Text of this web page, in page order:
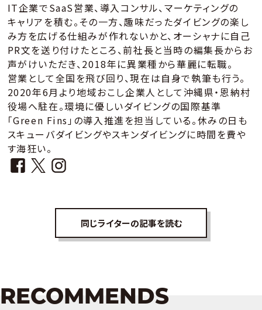
IT企業でSaaS営業、導入コンサル、マーケティングの
キャリアを積む。その一方、趣味だったダイビングの楽し
み方を広げる仕組みが作れないかと、オーシャナに自己
PR文を送り付けたところ、前社長と当時の編集長からお
声がけいただき、2018年に異業種から華麗に転職。
営業として全国を飛び回り、現在は自身で執筆も行う。
2020年6月より地域おこし企業人として沖縄県・恩納村
役場へ駐在。環境に優しいダイビングの国際基準
「Green Fins」の導入推進を担当している。休みの日も
スキューバダイビングやスキンダイビングに時間を費や
す海狂い。
同じライターの記事を読む
RECOMMENDS